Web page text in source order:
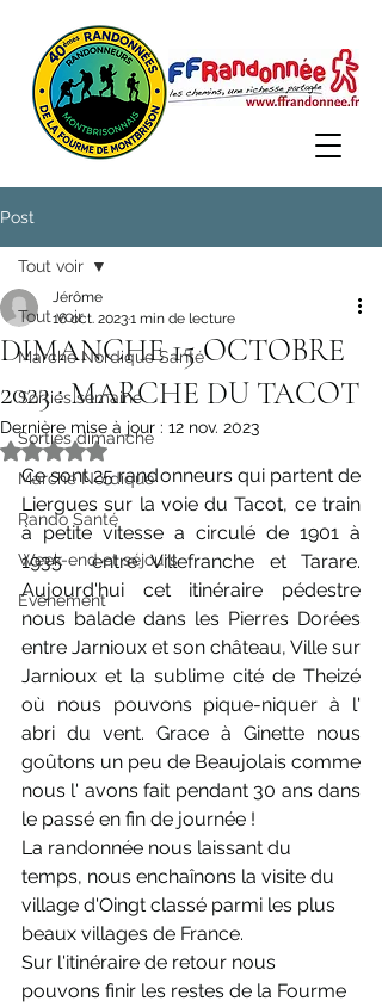
Post
Tout voir
Marche Nordique Santé
Sorties semaine
Sorties dimanche
Marche Nordique
Rando Santé
Week-end et séjours
Evènement
Tout voir
DIMANCHE 15 OCTOBRE
2023 : MARCHE DU TACOT
Jérôme
16 oct. 20231 min de lecture
Dernière mise à jour : 12 nov. 2023
Noté NaN étoiles sur 5.
Ce sont 25 randonneurs qui partent de
Liergues sur la voie du Tacot, ce train
à petite vitesse a circulé de 1901 à
1935  entre Villefranche et Tarare.
Aujourd'hui cet itinéraire pédestre
nous balade dans les Pierres Dorées
entre Jarnioux et son château, Ville sur
Jarnioux et la sublime cité de Theizé
où nous pouvons pique-niquer à l'
abri du vent. Grace à Ginette nous
goûtons un peu de Beaujolais comme
nous l' avons fait pendant 30 ans dans
le passé en fin de journée !
La randonnée nous laissant du
temps, nous enchaînons la visite du
village d'Oingt classé parmi les plus
beaux villages de France.
Sur l'itinéraire de retour nous
pouvons finir les restes de la Fourme